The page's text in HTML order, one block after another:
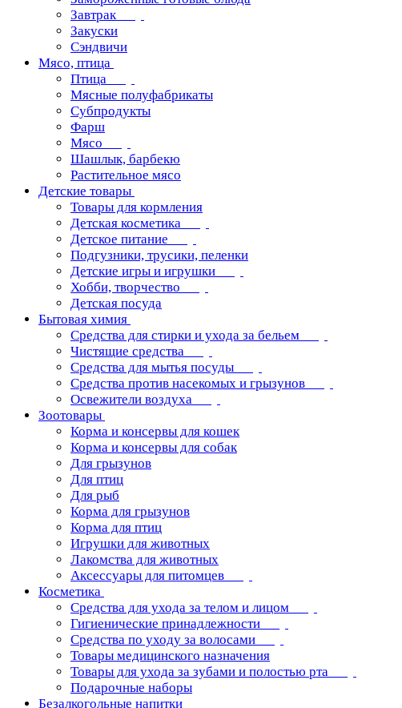
Завтрак
Закуски
Сэндвичи
Мясо, птица
Птица
Мясные полуфабрикаты
Субпродукты
Фарш
Мясо
Шашлык, барбекю
Растительное мясо
Детские товары
Товары для кормления
Детская косметика
Детское питание
Подгузники, трусики, пеленки
Детские игры и игрушки
Хобби, творчество
Детская посуда
Бытовая химия
Средства для стирки и ухода за бельем
Чистящие средства
Средства для мытья посуды
Средства против насекомых и грызунов
Освежители воздуха
Зоотовары
Корма и консервы для кошек
Корма и консервы для собак
Для грызунов
Для птиц
Для рыб
Корма для грызунов
Корма для птиц
Игрушки для животных
Лакомства для животных
Аксессуары для питомцев
Косметика
Средства для ухода за телом и лицом
Гигиенические принадлежности
Средства по уходу за волосами
Товары медицинского назначения
Товары для ухода за зубами и полостью рта
Подарочные наборы
Безалкогольные напитки